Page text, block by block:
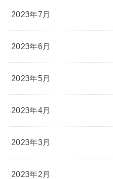
2023年7月
2023年6月
2023年5月
2023年4月
2023年3月
2023年2月